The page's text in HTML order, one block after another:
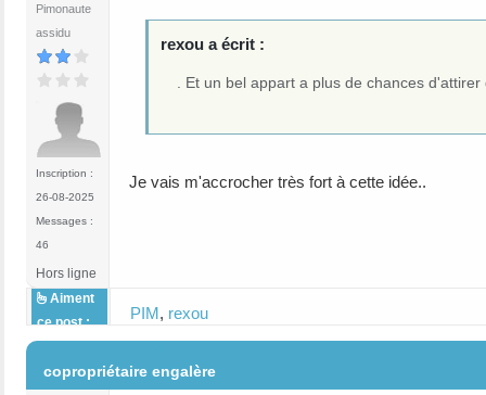
Pimonaute
assidu
Inscription :
26-08-2025
Messages :
46
rexou a écrit :
. Et un bel appart a plus de chances
Je vais m'accrocher très fort à cette idée..
Hors ligne
Aiment
ce post :
PIM, rexou
copropriétaire engalère